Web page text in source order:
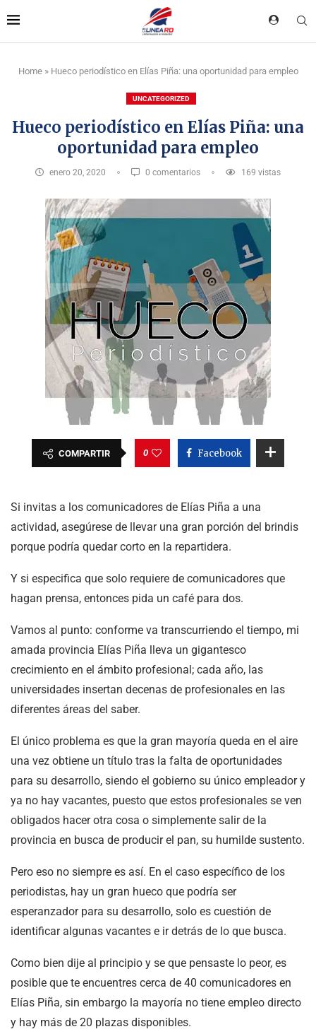
Home» Hueco periodístico en Elías Piña: una oportunidad para empleo
UNCATEGORIZED
Hueco periodístico en Elías Piña: una
oportunidad para empleo
enero 20, 2020 0 comentarios 169 vistas
COMPARTIR 0 Facebook
Si invitas a los comunicadores de Elías Piña a una
actividad, asegúrese de llevar una gran porción del brindis
porque podría quedar corto en la repartidera.
Y si especifica que solo requiere de comunicadores que
hagan prensa, entonces pida un café para dos.
Vamos al punto: conforme va transcurriendo el tiempo, mi
amada provincia Elías Piña lleva un gigantesco
crecimiento en el ámbito profesional; cada año, las
universidades insertan decenas de profesionales en las
diferentes áreas del saber.
El único problema es que la gran mayoría queda en el aire
una vez obtiene un título tras la falta de oportunidades
para su desarrollo, siendo el gobierno su único empleador y
ya no hay vacantes, puesto que estos profesionales se ven
obligados hacer otra cosa o simplemente salir de la
provincia en busca de producir el pan, su humilde sustento.
Pero eso no siempre es así. En el caso específico de los
periodistas, hay un gran hueco que podría ser
esperanzador para su desarrollo, solo es cuestión de
identificar algunas vacantes e ir detrás de lo que busca.
Como bien dije al principio y se que pensaste lo peor, es
posible que te encuentres cerca de 40 comunicadores en
Elías Piña, sin embargo la mayoría no tiene empleo directo
y hay más de 20 plazas disponibles.